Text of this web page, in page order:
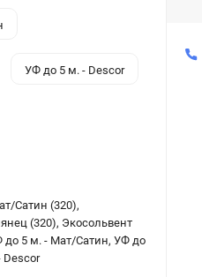
УФ до 5 м. - Descor
Сатин (320),
(320), Экосольвент
до 5 м. - Мат/Сатин, УФ до
Descor